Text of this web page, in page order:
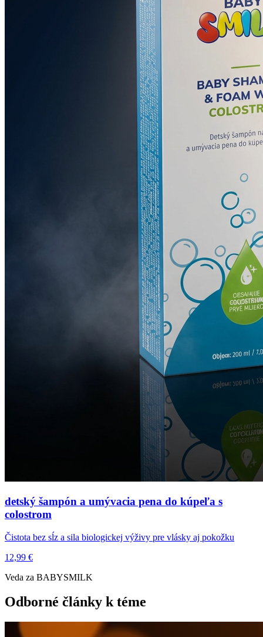
detský šampón a umývacia pena do kúpeľa s
colostrom
Čistota bez sĺz a sila biologickej výživy pre vlásky aj pokožku
12,99 €
Veda za BABYSMILK
Odborné články k téme